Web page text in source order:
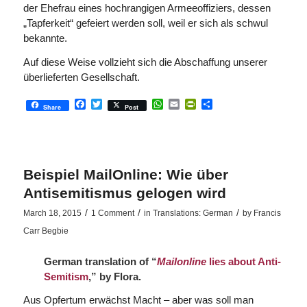
der Ehefrau eines hochrangigen Armee­offiziers, dessen
„Tapferkeit“ gefeiert werden soll, weil er sich als schwul
bekannte.
Auf diese Weise vollzieht sich die Abschaffung unserer
überlieferten Gesellschaft.
Share Facebook
Twitter
Post WhatsApp
EmailPrintFriendly
Share
Beispiel MailOnline: Wie über
Antisemitismus gelogen wird
March 18, 2015 / 1 Comment / in Translations: German / by Francis
Carr Begbie
German translation of “Mailonline lies about Anti-
Semitism,” by Flora.
Aus Opfertum erwächst Macht – aber was soll man